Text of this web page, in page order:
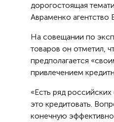
дорогостоящая
Авраменко агентство
На совещании по
товаров он отметил,
предполагается
привлечением
«Есть ряд
это кредитовать.
конечную